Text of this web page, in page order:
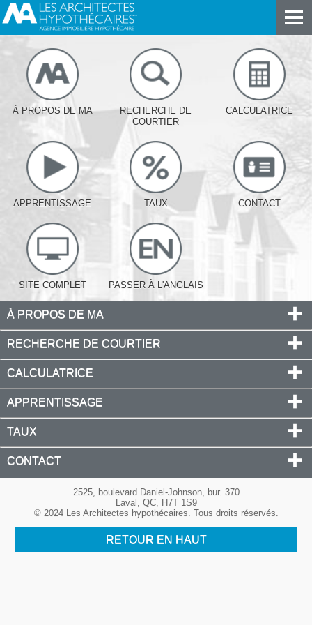
À PROPOS DE MA
RECHERCHE DE
COURTIER
CALCULATRICE
APPRENTISSAGE TAUX CONTACT
SITE COMPLET PASSER À L'ANGLAIS
À PROPOS DE MA
RECHERCHE DE COURTIER
CALCULATRICE
APPRENTISSAGE
TAUX
CONTACT
2525, boulevard Daniel-Johnson, bur. 370
Laval, QC, H7T 1S9
© 2024 Les Architectes hypothécaires. Tous droits réservés.
RETOUR EN HAUT